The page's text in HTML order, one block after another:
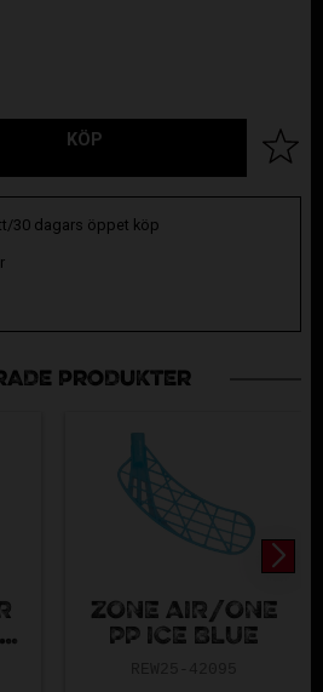
KÖP Lägg
30 dagars öppet köp
PRODUKTER
ZONE AIR/ONE
PP ICE BLUE